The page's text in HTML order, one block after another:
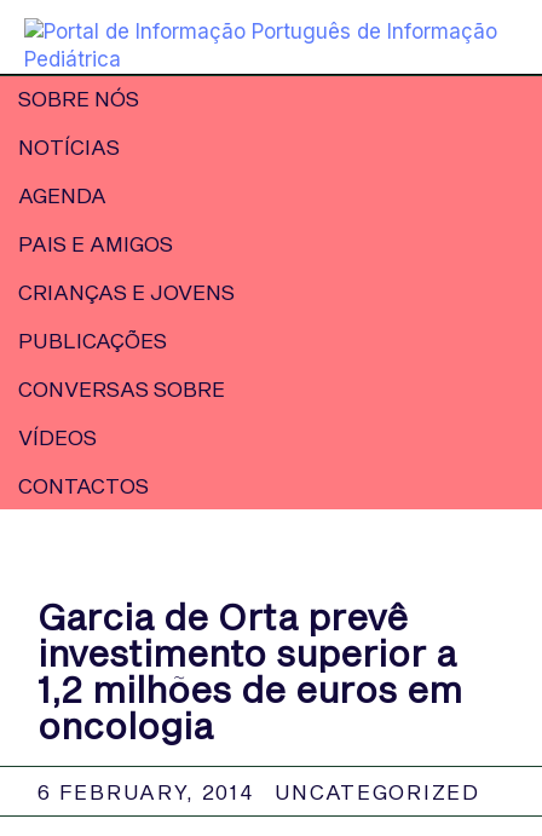
SOBRE NÓS
NOTÍCIAS
AGENDA
PAIS E AMIGOS
CRIANÇAS E JOVENS
PUBLICAÇÕES
CONVERSAS SOBRE
VÍDEOS
CONTACTOS
Garcia de Orta prevê
investimento superior a
1,2 milhões de euros em
oncologia
6 FEBRUARY, 2014 UNCATEGORIZED